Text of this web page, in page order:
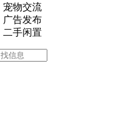
宠物交流
广告发布
二手闲置